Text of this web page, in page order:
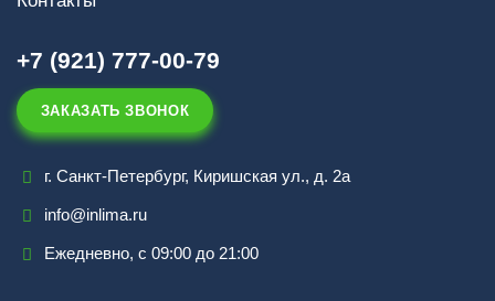
+7 (921) 777-00-79
ЗАКАЗАТЬ ЗВОНОК
г. Санкт-Петербург, Киришская ул., д. 2а
info@inlima.ru
Ежедневно, с 09:00 до 21:00